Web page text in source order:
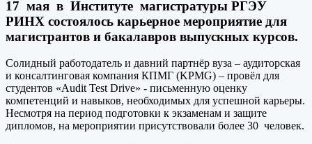
17 мая в Институте магистратуры РГЭУ
РИНХ состоялось карьерное мероприятие для
магистрантов и бакалавров выпускных курсов.
Солидный работодатель и давний партнёр вуза – аудиторская
и консалтинговая компания КПМГ (KPMG) – провёл для
студентов «Audit Test Drive» - письменную оценку
компетенций и навыков, необходимых для успешной карьеры.
Несмотря на период подготовки к экзаменам и защите
дипломов, на мероприятии присутствовали более 30 человек.